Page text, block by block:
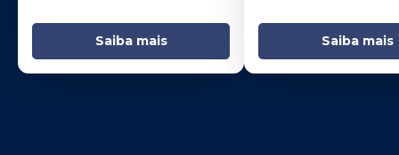
Saiba mais Saiba mais